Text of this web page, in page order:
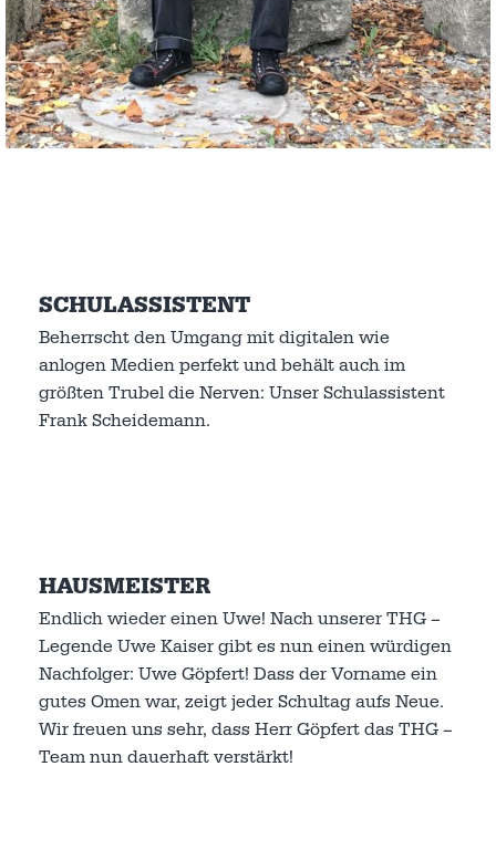
SCHULASSISTENT
Beherrscht den Umgang mit digitalen wie
anlogen Medien perfekt und behält auch im
größten Trubel die Nerven: Unser Schulassistent
Frank Scheidemann.
HAUSMEISTER
Endlich wieder einen Uwe! Nach unserer THG –
Legende Uwe Kaiser gibt es nun einen würdigen
Nachfolger: Uwe Göpfert! Dass der Vorname ein
gutes Omen war, zeigt jeder Schultag aufs Neue.
Wir freuen uns sehr, dass Herr Göpfert das THG –
Team nun dauerhaft verstärkt!